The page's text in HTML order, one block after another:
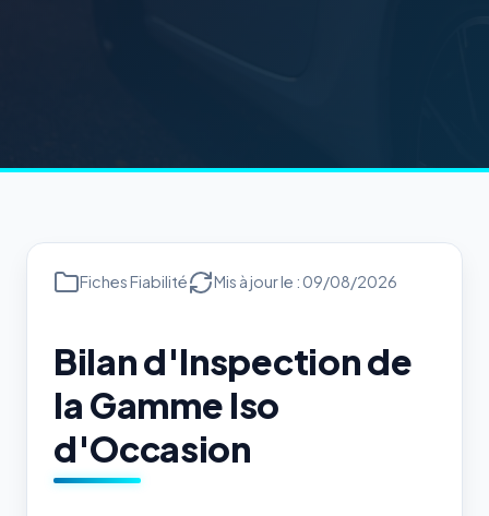
Fiches Fiabilité Mis à jour le : 09/08/2026
Bilan d'Inspection de
la Gamme Iso
d'Occasion